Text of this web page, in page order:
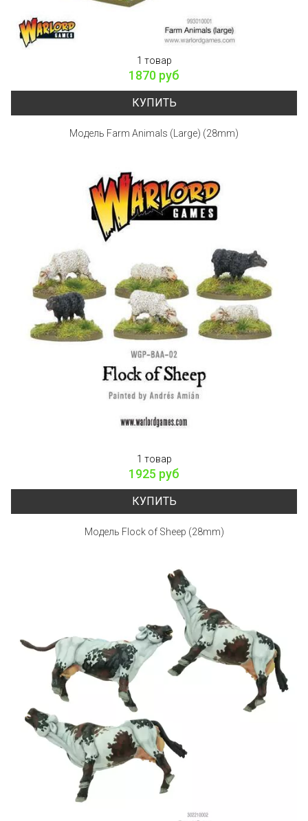
1 товар
1870 руб
КУПИТЬ
Модель Farm Animals (Large) (28mm)
1 товар
1925 руб
КУПИТЬ
Модель Flock of Sheep (28mm)